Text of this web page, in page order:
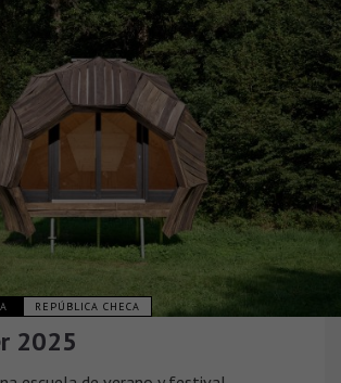
REPÚBLICA CHECA
2025